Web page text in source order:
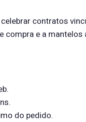
contratos
e a
do pedido.